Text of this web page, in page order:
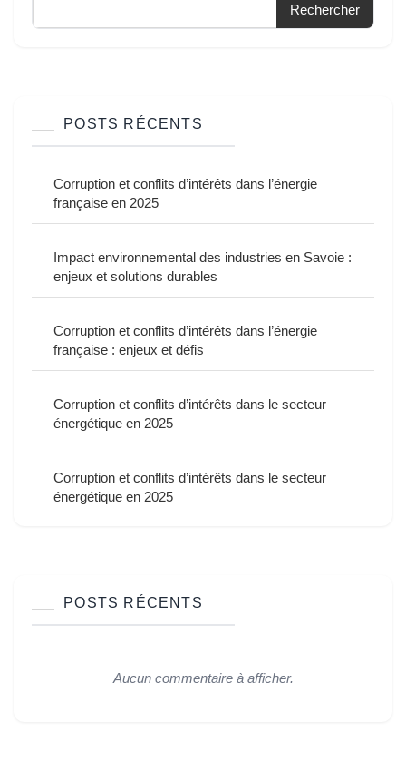
Rechercher
POSTS RÉCENTS
Corruption et conflits d’intérêts dans l’énergie
française en 2025
Impact environnemental des industries en Savoie :
enjeux et solutions durables
Corruption et conflits d’intérêts dans l’énergie
française : enjeux et défis
Corruption et conflits d’intérêts dans le secteur
énergétique en 2025
Corruption et conflits d’intérêts dans le secteur
énergétique en 2025
POSTS RÉCENTS
Aucun commentaire à afficher.